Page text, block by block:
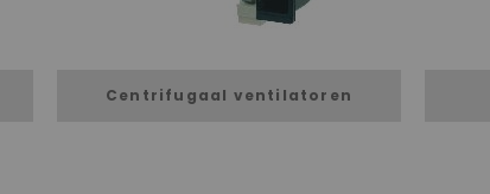
Centrifugaal ventilatoren